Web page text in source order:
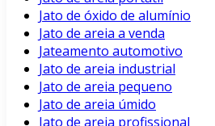
Jato de óxido de alumínio
Jato de areia a venda
Jateamento automotivo
Jato de areia industrial
Jato de areia pequeno
Jato de areia úmido
Jato de areia profissional